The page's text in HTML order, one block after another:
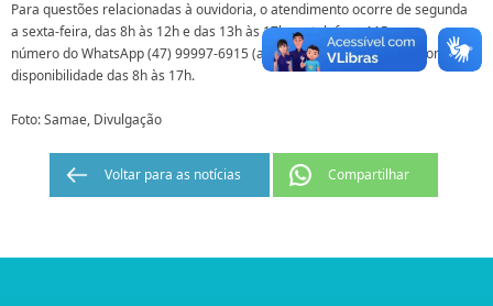
Para questões relacionadas à ouvidoria, o atendimento ocorre de segunda
a sexta-feira, das 8h às 12h e das 13h às 17h, no telefone 115 ou no
número do WhatsApp (47) 99997-6915 (apenas para mensagens), com
disponibilidade das 8h às 17h.
Foto: Samae, Divulgação
Voltar para as notícias Compartilhar